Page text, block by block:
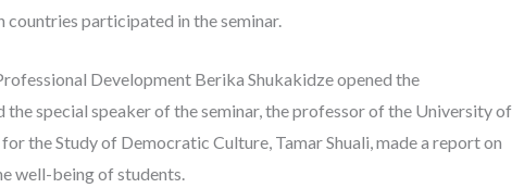
participated in the seminar.
Development Berika Shukakidze opened the
special speaker of the seminar, the professor of the University of
the Study of Democratic Culture, Tamar Shuali, made a report on
well-being of students.